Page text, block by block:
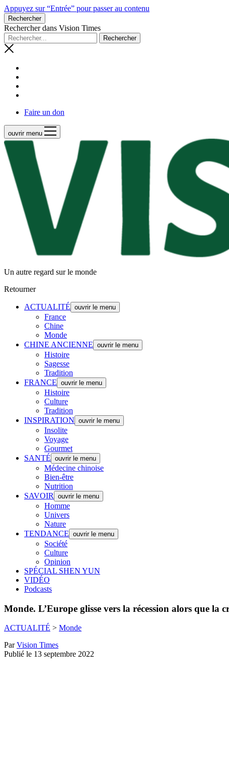
Appuyez sur “Entrée” pour passer au contenu
Rechercher
Rechercher dans Vision Times
Faire un don
ouvrir menu
Un autre regard sur le monde
Retourner
ACTUALITÉ ouvrir le menu
France
Chine
Monde
CHINE ANCIENNE ouvrir le menu
Histoire
Sagesse
Tradition
FRANCE ouvrir le menu
Histoire
Culture
Tradition
INSPIRATION ouvrir le menu
Insolite
Voyage
Gourmet
SANTÉ ouvrir le menu
Médecine chinoise
Bien-être
Nutrition
SAVOIR
ouvrir le menu
Homme
Univers
Nature
TENDANCE ouvrir le menu
Société
Culture
Opinion
SPÉCIAL SHEN YUN
VIDÉO
Podcasts
Monde. L’Europe glisse vers la récession alors que la
ACTUALITÉ > Monde
ParVision Times
Publié le 13 septembre 2022